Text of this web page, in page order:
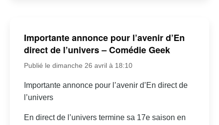
Importante annonce pour l’avenir d’En
direct de l’univers – Comédie Geek
Publié le dimanche 26 avril à 18:10
Importante annonce pour l’avenir d’En direct de
l’univers
En direct de l’univers termine sa 17e saison en